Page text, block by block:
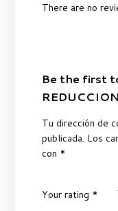
There are no
Be the first
Tu dirección de
publicada. Los
con *
Your rating *